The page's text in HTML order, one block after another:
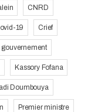
CNRD
19 Crief
gouvernement
Kassory Fofana
Doumbouya
Premier ministre